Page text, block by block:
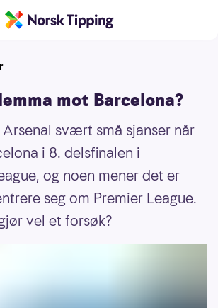
mot Barcelona?
svært små sjanser når
i 8. delsfinalen i
og noen mener det er
seg om Premier League.
vel et forsøk?